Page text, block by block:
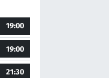
19:00
19:00
21:30